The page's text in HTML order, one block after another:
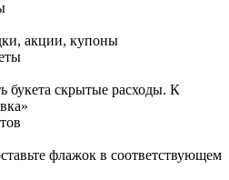
акции, купоны
букета скрытые расходы. К
флажок в соответствующем